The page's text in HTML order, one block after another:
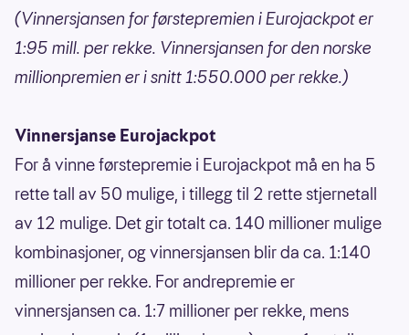
(Vinnersjansen for førstepremien i Eurojackpot er
1:95 mill. per rekke. Vinnersjansen for den norske
millionpremien er i snitt 1:550.000 per rekke.)
Vinnersjanse Eurojackpot
For å vinne førstepremie i Eurojackpot må en ha 5
rette tall av 50 mulige, i tillegg til 2 rette stjernetall
av 12 mulige. Det gir totalt ca. 140 millioner mulige
kombinasjoner, og vinnersjansen blir da ca. 1:140
millioner per rekke. For andrepremie er
vinnersjansen ca. 1:7 millioner per rekke, mens